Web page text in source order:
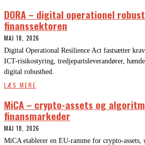
DORA – digital operationel
finanssektoren
MAJ 18, 2026
Digital Operational Resilience Act fastsætter
ICT-risikostyring, tredjepartsleverandører,
digital robusthed.
LÆS MERE
MiCA – crypto-assets og
finansmarkeder
MAJ 18, 2026
MiCA etablerer en EU-ramme for crypto-assets,